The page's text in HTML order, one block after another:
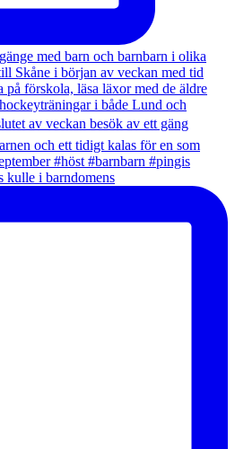
kulle i barndomens